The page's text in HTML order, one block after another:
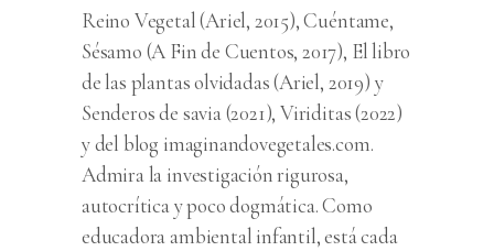
Reino Vegetal (Ariel, 2015), Cuéntame,
Sésamo (A Fin de Cuentos, 2017), El libro
de las plantas olvidadas (Ariel, 2019) y
Senderos de savia (2021), Viriditas (2022)
y del blog imaginandovegetales.com.
Admira la investigación rigurosa,
autocrítica y poco dogmática. Como
educadora ambiental infantil, está cada